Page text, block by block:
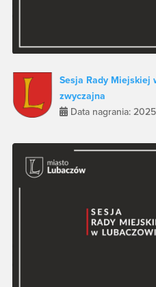
Sesja Rady Miejskiej
zwyczajna
Data nagrania: